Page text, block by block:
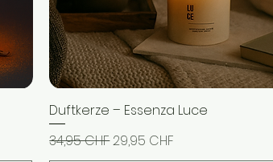
Schnellansicht
Duftkerze – Essenza Luce
Standardpreis
34,95 CHFSale-Preis
29,95 CHF